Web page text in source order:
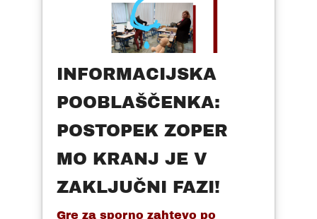
INFORMACIJSKA
POOBLAŠČENKA:
POSTOPEK ZOPER
MO KRANJ JE V
ZAKLJUČNI FAZI!
Gre za sporno zahtevo po